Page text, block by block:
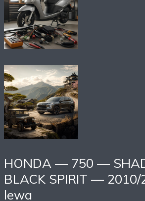
HONDA — 750 —
BLACK SPIRIT — 2010/
lewa